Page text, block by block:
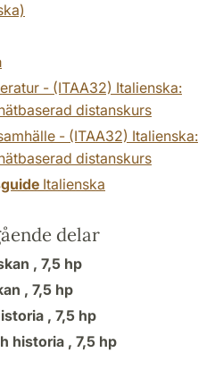
- (ITAA32) Italienska:
distanskurs
- (ITAA32) Italienska:
distanskurs
Italienska
delar
, 7,5 hp
, 7,5 hp
, 7,5 hp
historia , 7,5 hp